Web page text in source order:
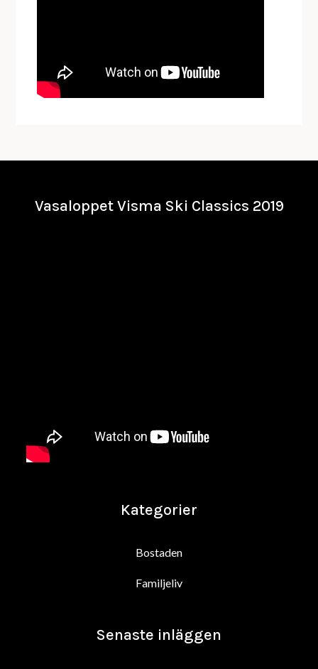
Vasaloppet Visma Ski Classics 2019
Kategorier
Bostaden
Familjeliv
Senaste inläggen